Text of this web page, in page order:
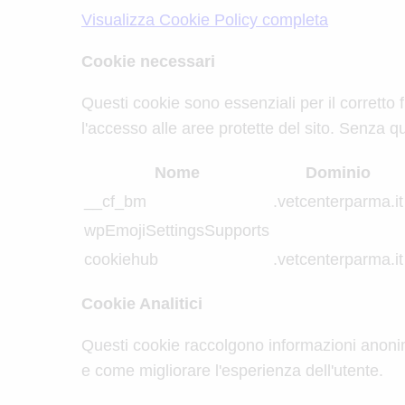
Visualizza Cookie Policy completa
Cookie necessari
Questi cookie sono essenziali per il
l'accesso alle aree protette del sito. Senza
Nome
Dominio
__cf_bm
.vetcenterparma.it
wpEmojiSettingsSupports
cookiehub
.vetcenterparma.it
Cookie Analitici
Questi cookie raccolgono informazioni
e come migliorare l'esperienza dell'utente.